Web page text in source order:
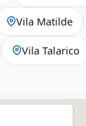
Vila Matilde
Vila Talarico